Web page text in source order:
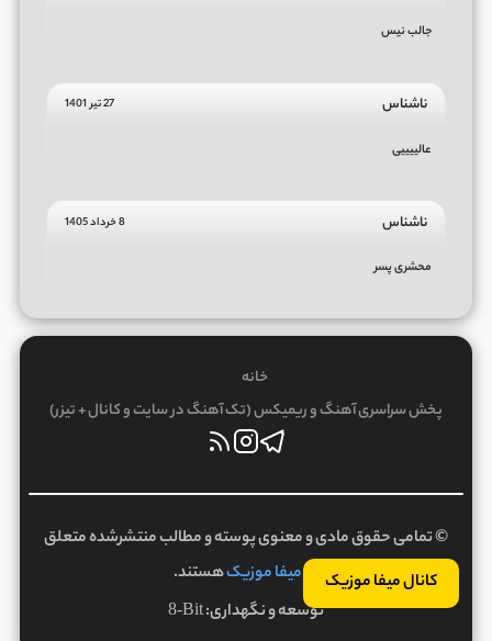
کانال میفا موزیک
جالب نیس
ناشناس 27 تیر 1401
عالییییی
ناشناس 8 خرداد 1405
محشری پسر
خانه
پخش سراسری آهنگ و ریمیکس (تک آهنگ در سایت و کانال + تیزر)
© تمامی حقوق مادی و معنوی پوسته و مطالب منتشرشده متعلق
بهمیفا موزیکهستند.
توسعه و نگهداری:8-Bit